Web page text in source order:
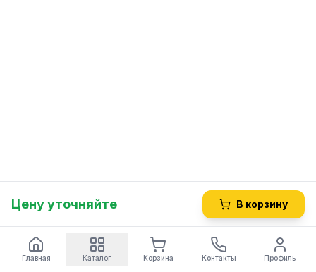
Цену уточняйте В корзину
Главная Каталог Корзина Контакты Профиль